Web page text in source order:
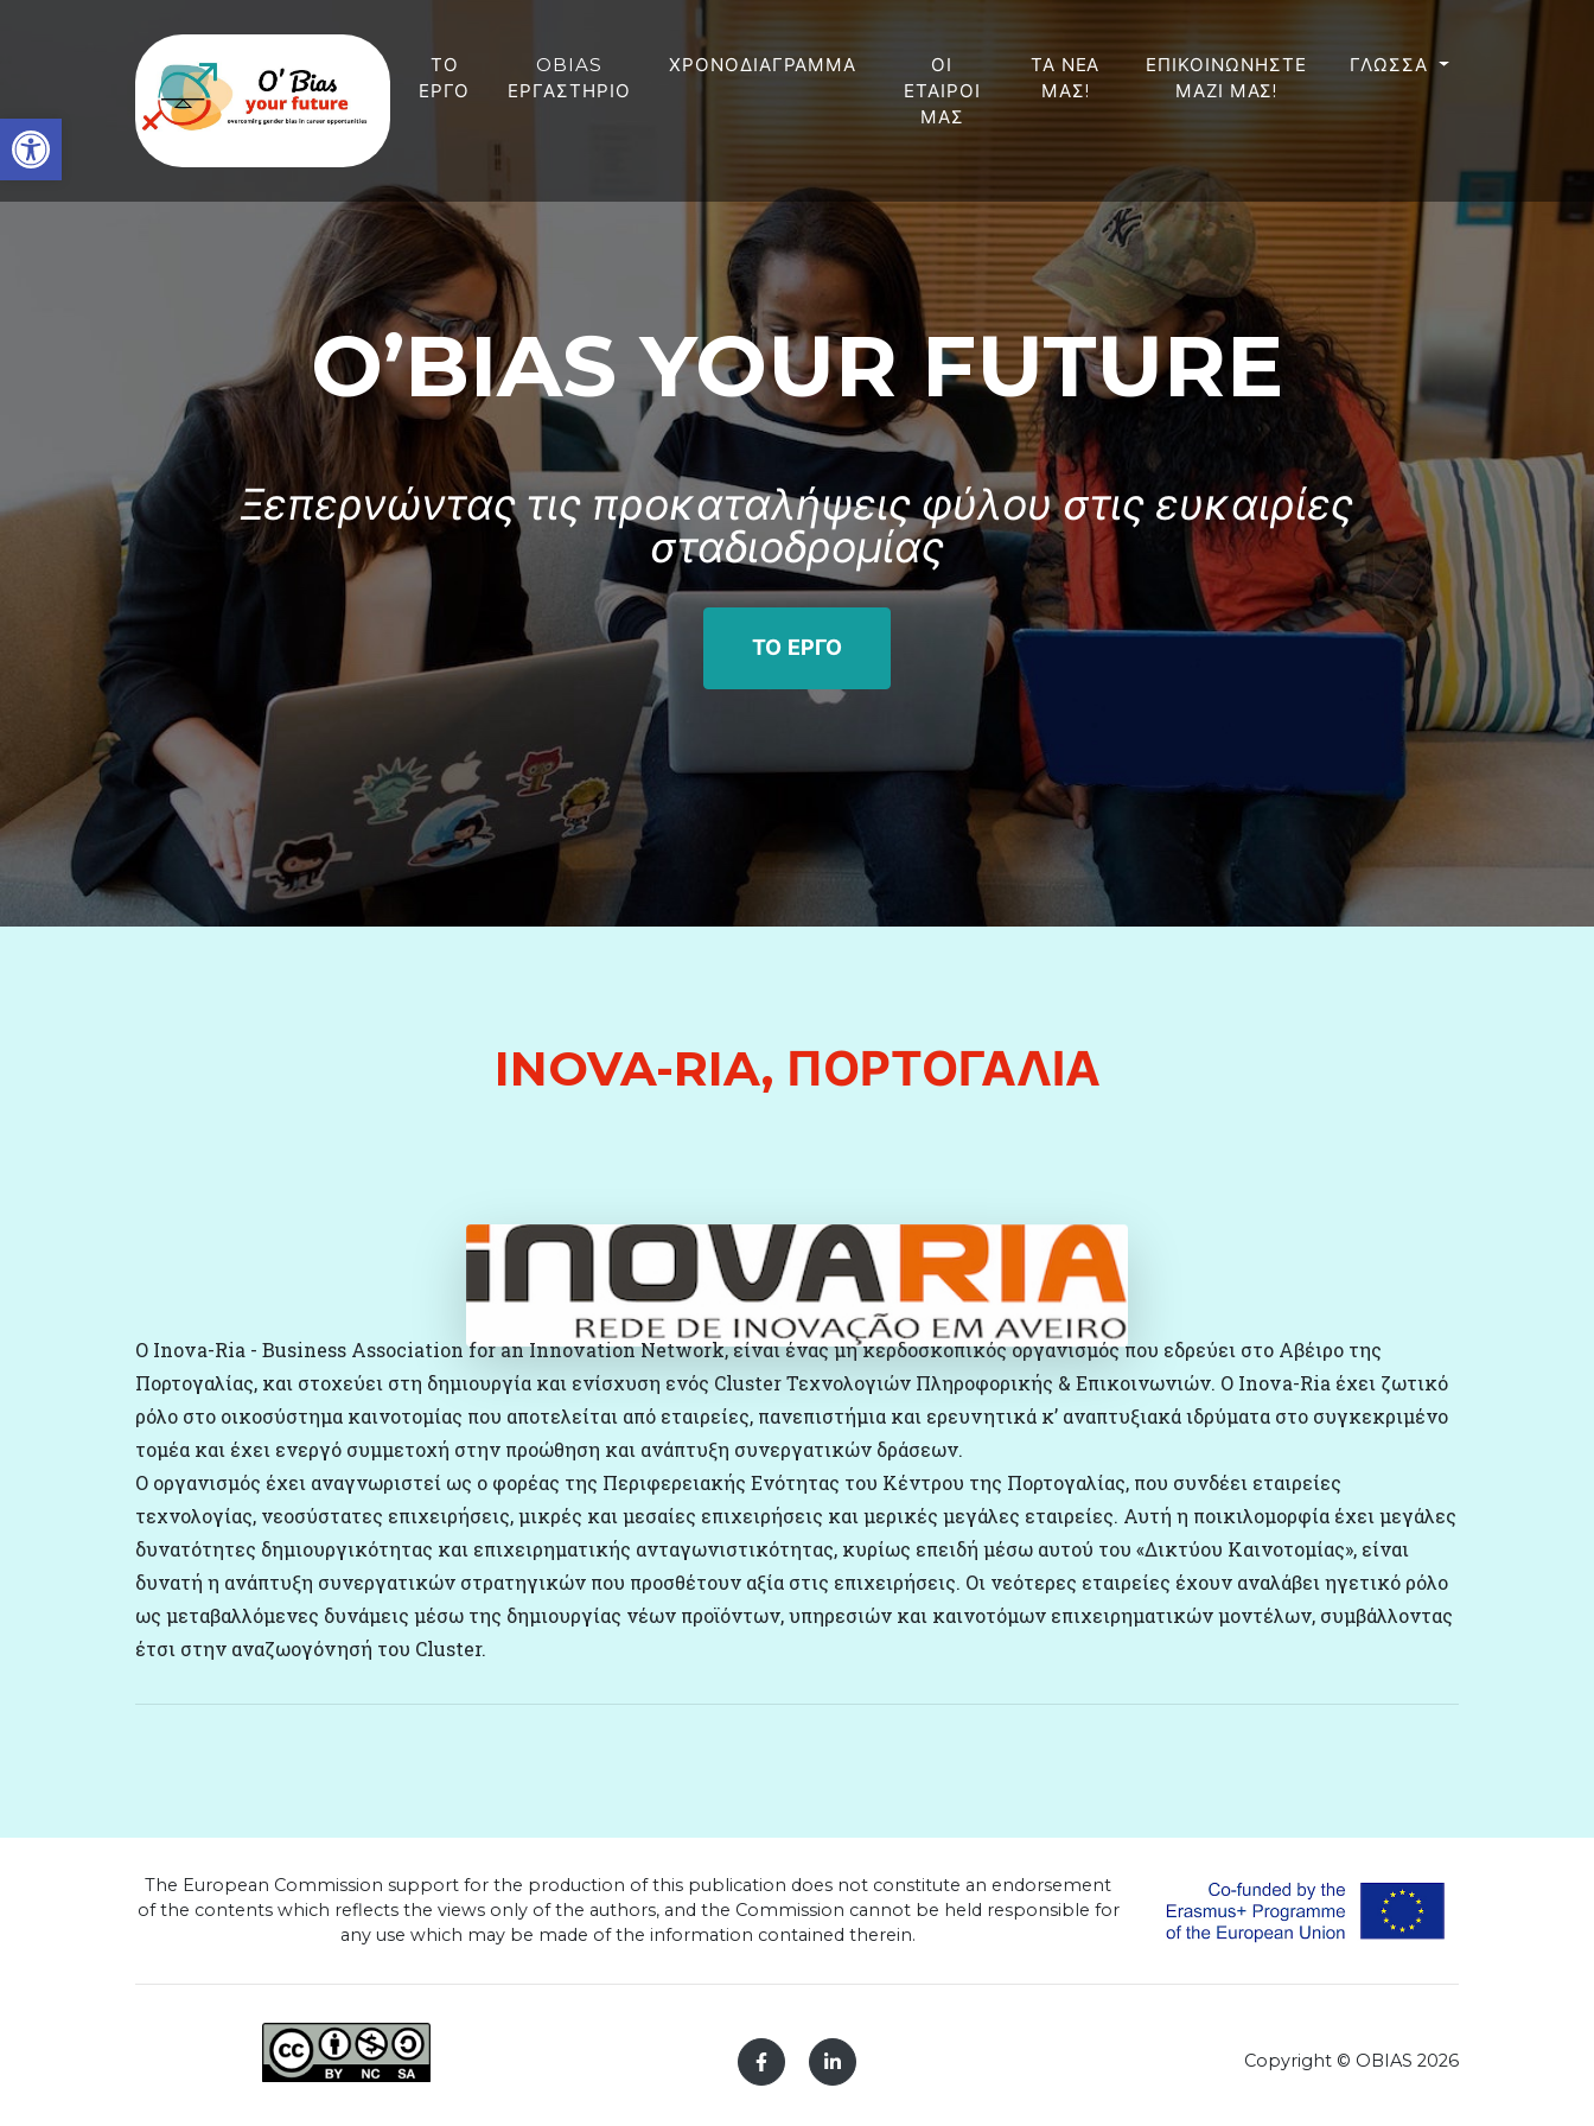
Open toolbar
ΤΟ
ΕΡΓΟ
OBIAS
ΕΡΓΑΣΤΗΡΙΟ
ΧΡΟΝΟΔΙΑΓΡΑΜΜΑ
ΟΙ
ΕΤΑΙΡΟΙ
ΜΑΣ
ΤΑ ΝΕΑ
ΜΑΣ!
ΕΠΙΚΟΙΝΩΝΗΣΤΕ
ΜΑΖΙ ΜΑΣ!
ΓΛΩΣΣΑ
O’BIAS YOUR FUTURE
Ξεπερνώντας τις προκαταλήψεις φύλου στις ευκαιρίες
σταδιοδρομίας
ΤΟ ΕΡΓΟ
INOVA-RIA, ΠΟΡΤΟΓΑΛΙΑ
O Inova-Ria - Business Association for an Innovation Network, είναι ένας μη κερδοσκοπικός οργανισμός που εδρεύει στο Αβέιρο της
Πορτογαλίας, και στοχεύει στη δημιουργία και ενίσχυση ενός Cluster Τεχνολογιών Πληροφορικής & Επικοινωνιών. Ο Inova-Ria έχει ζωτικό
ρόλο στο οικοσύστημα καινοτομίας που αποτελείται από εταιρείες, πανεπιστήμια και ερευνητικά κ’ αναπτυξιακά ιδρύματα στο συγκεκριμένο
τομέα και έχει ενεργό συμμετοχή στην προώθηση και ανάπτυξη συνεργατικών δράσεων.
Ο οργανισμός έχει αναγνωριστεί ως ο φορέας της Περιφερειακής Ενότητας του Κέντρου της Πορτογαλίας, που συνδέει εταιρείες
τεχνολογίας, νεοσύστατες επιχειρήσεις, μικρές και μεσαίες επιχειρήσεις και μερικές μεγάλες εταιρείες. Αυτή η ποικιλομορφία έχει μεγάλες
δυνατότητες δημιουργικότητας και επιχειρηματικής ανταγωνιστικότητας, κυρίως επειδή μέσω αυτού του «Δικτύου Καινοτομίας», είναι
δυνατή η ανάπτυξη συνεργατικών στρατηγικών που προσθέτουν αξία στις επιχειρήσεις. Οι νεότερες εταιρείες έχουν αναλάβει ηγετικό ρόλο
ως μεταβαλλόμενες δυνάμεις μέσω της δημιουργίας νέων προϊόντων, υπηρεσιών και καινοτόμων επιχειρηματικών μοντέλων, συμβάλλοντας
έτσι στην αναζωογόνησή του Cluster.
The European Commission support for the production of this publication does not constitute an endorsement
of the contents which reflects the views only of the authors, and the Commission cannot be held responsible for
any use which may be made of the information contained therein.
Copyright © OBIAS 2026